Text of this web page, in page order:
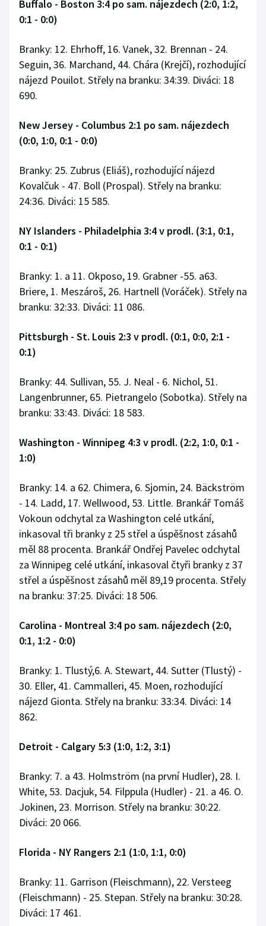
Buffalo - Boston 3:4 po sam. nájezdech (2:0, 1:2,
0:1 - 0:0)
Branky: 12. Ehrhoff, 16. Vanek, 32. Brennan - 24.
Seguin, 36. Marchand, 44. Chára (Krejčí), rozhodující
nájezd Pouilot. Střely na branku: 34:39. Diváci: 18
690.
New Jersey - Columbus 2:1 po sam. nájezdech
(0:0, 1:0, 0:1 - 0:0)
Branky: 25. Zubrus (Eliáš), rozhodující nájezd
Kovalčuk - 47. Boll (Prospal). Střely na branku:
24:36. Diváci: 15 585.
NY Islanders - Philadelphia 3:4 v prodl. (3:1, 0:1,
0:1 - 0:1)
Branky: 1. a 11. Okposo, 19. Grabner -55. a63.
Briere, 1. Meszároš, 26. Hartnell (Voráček). Střely na
branku: 32:33. Diváci: 11 086.
Pittsburgh - St. Louis 2:3 v prodl. (0:1, 0:0, 2:1 -
0:1)
Branky: 44. Sullivan, 55. J. Neal - 6. Nichol, 51.
Langenbrunner, 65. Pietrangelo (Sobotka). Střely na
branku: 33:43. Diváci: 18 583.
Washington - Winnipeg 4:3 v prodl. (2:2, 1:0, 0:1 -
1:0)
Branky: 14. a 62. Chimera, 6. Sjomin, 24. Bäckström
- 14. Ladd, 17. Wellwood, 53. Little. Brankář Tomáš
Vokoun odchytal za Washington celé utkání,
inkasoval tři branky z 25 střel a úspěšnost zásahů
měl 88 procenta. Brankář Ondřej Pavelec odchytal
za Winnipeg celé utkání, inkasoval čtyři branky z 37
střel a úspěšnost zásahů měl 89,19 procenta. Střely
na branku: 37:25. Diváci: 18 506.
Carolina - Montreal 3:4 po sam. nájezdech (2:0,
0:1, 1:2 - 0:0)
Branky: 1. Tlustý,6. A. Stewart, 44. Sutter (Tlustý) -
30. Eller, 41. Cammalleri, 45. Moen, rozhodující
nájezd Gionta. Střely na branku: 33:34. Diváci: 14
862.
Detroit - Calgary 5:3 (1:0, 1:2, 3:1)
Branky: 7. a 43. Holmström (na první Hudler), 28. I.
White, 53. Dacjuk, 54. Filppula (Hudler) - 21. a 46. O.
Jokinen, 23. Morrison. Střely na branku: 30:22.
Diváci: 20 066.
Florida - NY Rangers 2:1 (1:0, 1:1, 0:0)
Branky: 11. Garrison (Fleischmann), 22. Versteeg
(Fleischmann) - 25. Stepan. Střely na branku: 30:28.
Diváci: 17 461.